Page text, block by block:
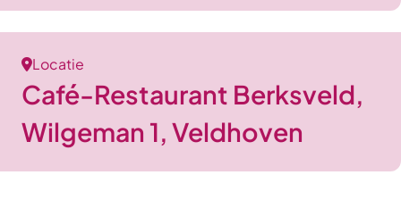
Locatie
Café-Restaurant Berksveld,
Wilgeman 1, Veldhoven